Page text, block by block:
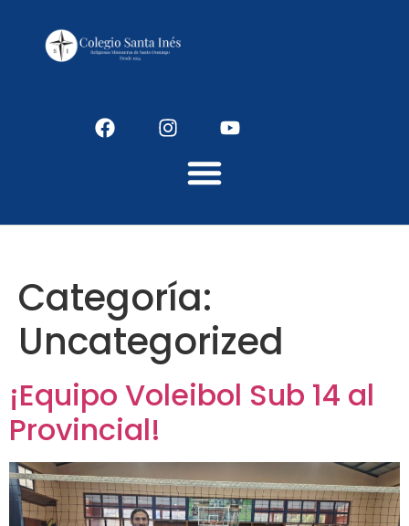
Categoría:
Uncategorized
¡Equipo Voleibol Sub 14 al
Provincial!